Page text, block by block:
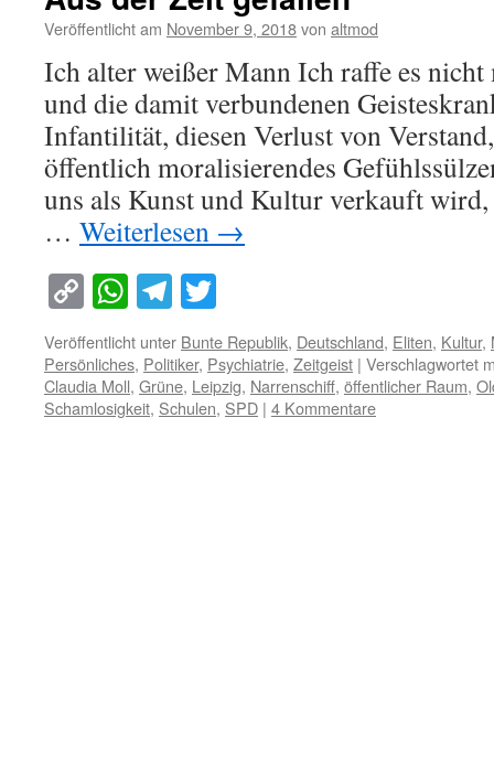
Veröffentlicht am November 9, 2018von altmod
Ich alter weißer Mann Ich raffe es
und die damit verbundenen
Infantilität, diesen Verlust von
öffentlich moralisierendes
uns als Kunst und Kultur verkauft
… Weiterlesen →
Copy
Link
WhatsApp
Telegram
Veröffentlicht unter Bunte Republik, Deutschland, Eliten, Kultur,
Persönliches, Politiker, Psychiatrie, Zeitgeist | Verschlagwortet
Claudia Moll, Grüne, Leipzig, Narrenschiff, öffentlicher Raum,
Schamlosigkeit, Schulen, SPD | 4 Kommentare